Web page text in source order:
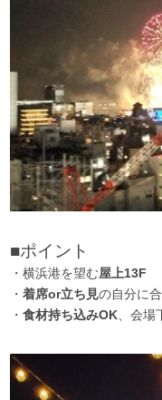
■ポイント
・横浜港を望む屋上13F
・着席or立ち見の自分に
・食材持ち込みOK 、会